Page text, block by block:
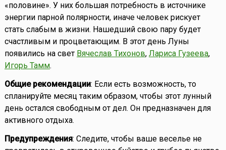
«половине». У них большая потребность в источнике
энергии парной полярности, иначе человек рискует
стать слабым в жизни. Нашедший свою пару будет
счастливым и процветающим. В этот день Луны
появились на свет Вячеслав Тихонов, Лариса Гузеева,
Игорь Тамм.
Общие рекомендации: Если есть возможность, то
спланируйте месяц таким образом, чтобы этот лунный
день остался свободным от дел. Он предназначен для
активного отдыха.
Предупреждения: Следите, чтобы ваше веселье не